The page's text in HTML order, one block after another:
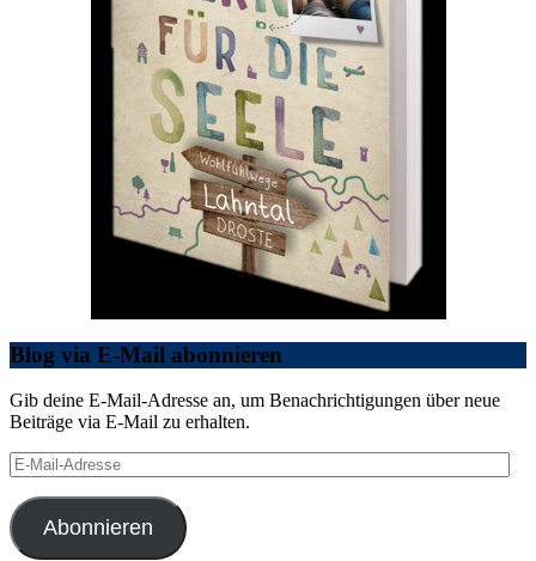
Blog via E-Mail abonnieren
Gib deine E-Mail-Adresse an, um Benachrichtigungen über neue
Beiträge via E-Mail zu erhalten.
E-
Mail-
Adresse
Abonnieren